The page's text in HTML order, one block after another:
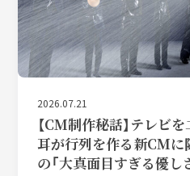
2026.07.21
【CM制作秘話】テレビ
耳が行列を作る新CMに
の「大真面目すぎる優し